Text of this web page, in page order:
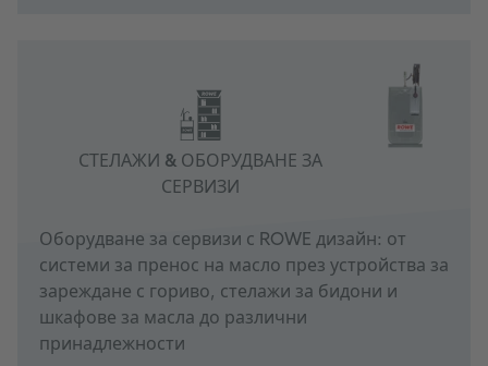
СТЕЛАЖИ & ОБОРУДВАНЕ ЗА
СЕРВИЗИ
Оборудване за сервизи с ROWE дизайн: от
системи за пренос на масло през устройства за
зареждане с гориво, стелажи за бидони и
шкафове за масла до различни
принадлежности